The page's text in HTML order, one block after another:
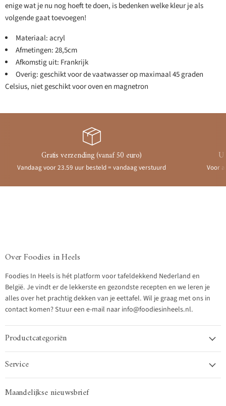
enige wat je nu nog hoeft te doen, is bedenken welke kleur je als
volgende gaat toevoegen!
Materiaal: acryl
Afmetingen: 28,5cm
Afkomstig uit: Frankrijk
Overig: geschikt voor de vaatwasser op maximaal 45 graden
Celsius, niet geschikt voor oven en magnetron
Gratis verzending (vanaf 50 euro)
Vandaag voor 23.59 uur besteld = vandaag verstuurd Voor
Over Foodies in Heels
Foodies In Heels is hét platform voor tafeldekkend Nederland en
België. Je vindt er de lekkerste en gezondste recepten en we leren je
alles over het prachtig dekken van je eettafel. Wil je graag met ons in
contact komen? Stuur een e-mail naar info@foodiesinheels.nl.
Productcategoriën
Service
Maandelijkse nieuwsbrief